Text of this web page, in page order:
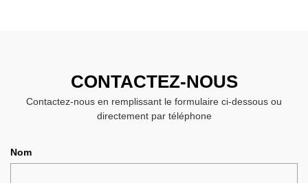
CONTACTEZ-NOUS
Contactez-nous en remplissant le formulaire ci-dessous ou
directement par téléphone
Nom